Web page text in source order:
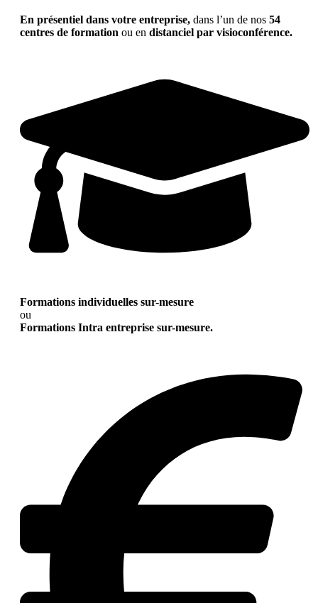
En présentiel dans votre entreprise, dans l’un de nos 54
centres de formation ou en distanciel par visioconférence.
Formations individuelles sur-mesure
ou
Formations Intra entreprise sur-mesure.